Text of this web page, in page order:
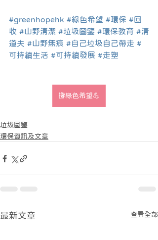
#greenhopehk #綠色希望 #環保 #回
收 #山野清潔 #垃圾圖鑒 #環保教育 #清
道夫 #山野無痕 #自己垃圾自己帶走 #
可持續生活 #可持續發展 #走塑
撐綠色希望💪
垃圾圖鑒
環保資訊及文章
最新文章 查看全部